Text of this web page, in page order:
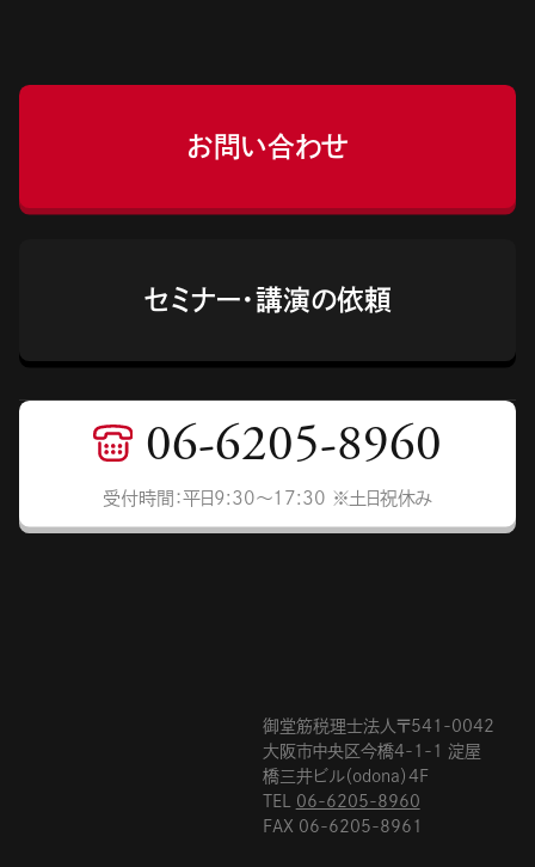
お問い合わせ
セミナー・講演の依頼
06-6205-8960
受付時間：平日9:30〜17:30 ※土日祝休み
御堂筋税理士法人〒541-0042
大阪市中央区今橋4-1-1 淀屋
橋三井ビル（odona）4F
TEL 06-6205-8960
FAX 06-6205-8961